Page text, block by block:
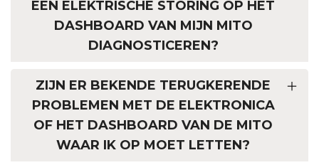
EEN ELEKTRISCHE STORING OP HET
DASHBOARD VAN MIJN MITO
DIAGNOSTICEREN?
ZIJN ER BEKENDE TERUGKERENDE
PROBLEMEN MET DE ELEKTRONICA
OF HET DASHBOARD VAN DE MITO
WAAR IK OP MOET LETTEN?